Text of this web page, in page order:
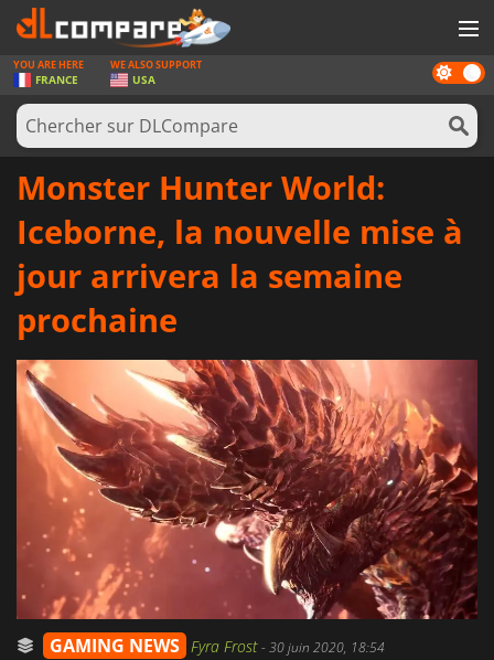
JEUX
CARTES PRÉPAYÉES
LOGICIELS
NEWS
SE CONNECTER OU S'INSCRIRE
Dark
mode
YOU ARE HERE
FRANCE
WE ALSO SUPPORT
USA
Monster Hunter World:
Iceborne, la nouvelle mise à
jour arrivera la semaine
prochaine
GAMING NEWS Fyra Frost-30 juin 2020, 18:54